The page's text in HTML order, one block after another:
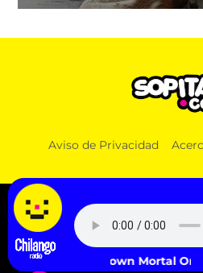
Aviso de Privacidad
© 2026 SOPITAS.COM - MÚSICA, NOTICIAS,
MÁS!.
Unknown Mortal Orchestra